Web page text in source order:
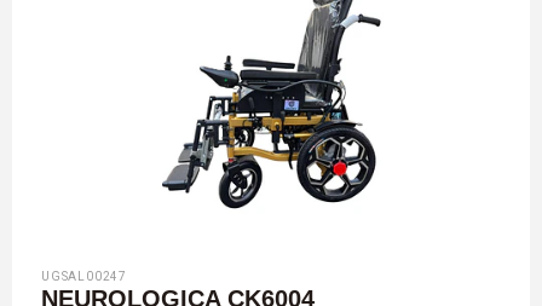
UGSAL00247
NEUROLOGICA CK6004